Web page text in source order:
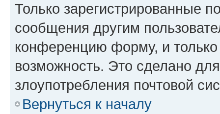
Только зарегистрированные
сообщения другим
конференцию форму, и
возможность. Это сделано
злоупотребления почтовой
Вернуться к началу